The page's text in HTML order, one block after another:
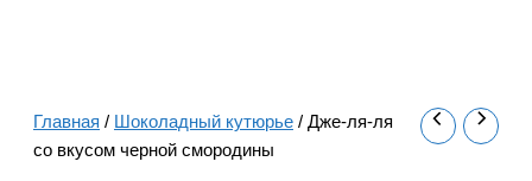
Главная / Шоколадный кутюрье / Дже-ля-ля
со вкусом черной смородины